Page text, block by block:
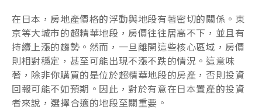
在日本，房地產價格的浮動與地段有著密切的關係。東
京等大城市的超精華地段，房價往往居高不下，並且有
持續上漲的趨勢。然而，一旦離開這些核心區域，房價
則相對穩定，甚至可能出現不漲不跌的情況。這意味
著，除非你購買的是位於超精華地段的房產，否則投資
回報可能不如預期。因此，對於有意在日本置產的投資
者來說，選擇合適的地段至關重要。